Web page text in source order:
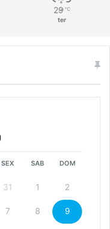
29 ℃
ter
SEX SAB DOM
31 1 2
7 8 9